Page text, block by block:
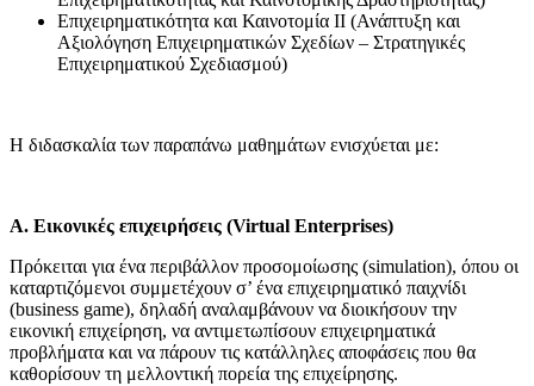
Επιχειρηματικότητα και Καινοτομία ΙΙ (Ανάπτυξη και
Αξιολόγηση Επιχειρηματικών Σχεδίων – Στρατηγικές
Επιχειρηματικού Σχεδιασμού)
Η διδασκαλία των παραπάνω μαθημάτων ενισχύεται με:
Α. Εικονικές επιχειρήσεις (Virtual Enterprises)
Πρόκειται για ένα περιβάλλον προσομοίωσης (simulation), όπου οι
καταρτιζόμενοι συμμετέχουν σ’ ένα επιχειρηματικό παιχνίδι
(business game), δηλαδή αναλαμβάνουν να διοικήσουν την
εικονική επιχείρηση, να αντιμετωπίσουν επιχειρηματικά
προβλήματα και να πάρουν τις κατάλληλες αποφάσεις που θα
καθορίσουν τη μελλοντική πορεία της επιχείρησης.